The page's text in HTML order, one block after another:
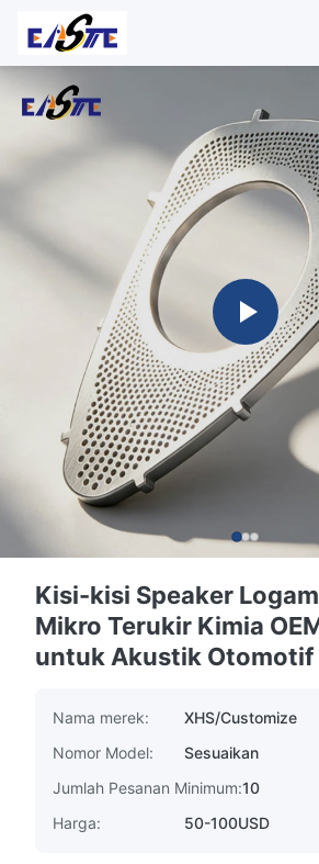
Kisi-kisi Speaker
Mikro Terukir Kimia
untuk Akustik Otomotif
Nama merek:
XHS/Customize
Nomor Model:
Sesuaikan
Jumlah Pesanan Minimum:10
Harga:
50-100USD